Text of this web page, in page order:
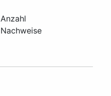
Anzahl
Nachweise